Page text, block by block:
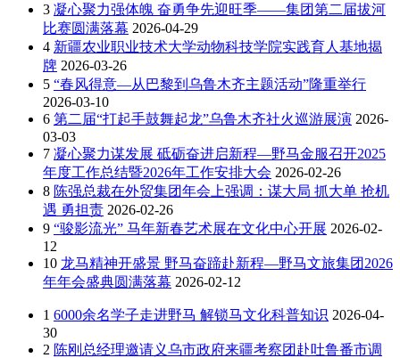
3 凝心聚力强体魄 奋勇争先迎旺季——集团第二届拔河
比赛圆满落幕 2026-04-29
4 新疆农业职业技术大学动物科技学院实践育人基地揭
牌 2026-03-26
5 “春风得意—从巴黎到乌鲁木齐主题活动”隆重举行
2026-03-10
6 第二届“打起手鼓舞起龙”乌鲁木齐社火巡游展演 2026-
03-03
7 凝心聚力谋发展 砥砺奋进启新程—野马金服召开2025
年度工作总结暨2026年工作安排大会 2026-02-26
8 陈强总裁在外贸集团年会上强调：谋大局 抓大单 抢机
遇 勇担责 2026-02-26
9 “骏影流光” 马年新春艺术展在文化中心开展 2026-02-
12
10 龙马精神开盛景 野马奋蹄赴新程—野马文旅集团2026
年年会盛典圆满落幕 2026-02-12
1 6000余名学子走进野马 解锁马文化科普知识 2026-04-
30
2 陈刚总经理邀请义乌市政府来疆考察团赴吐鲁番市调